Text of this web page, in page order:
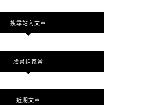
搜尋站內文章
臉書話家常
近期文章